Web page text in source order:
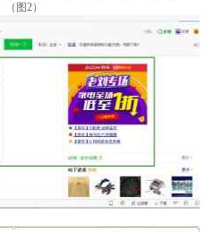
（图2）